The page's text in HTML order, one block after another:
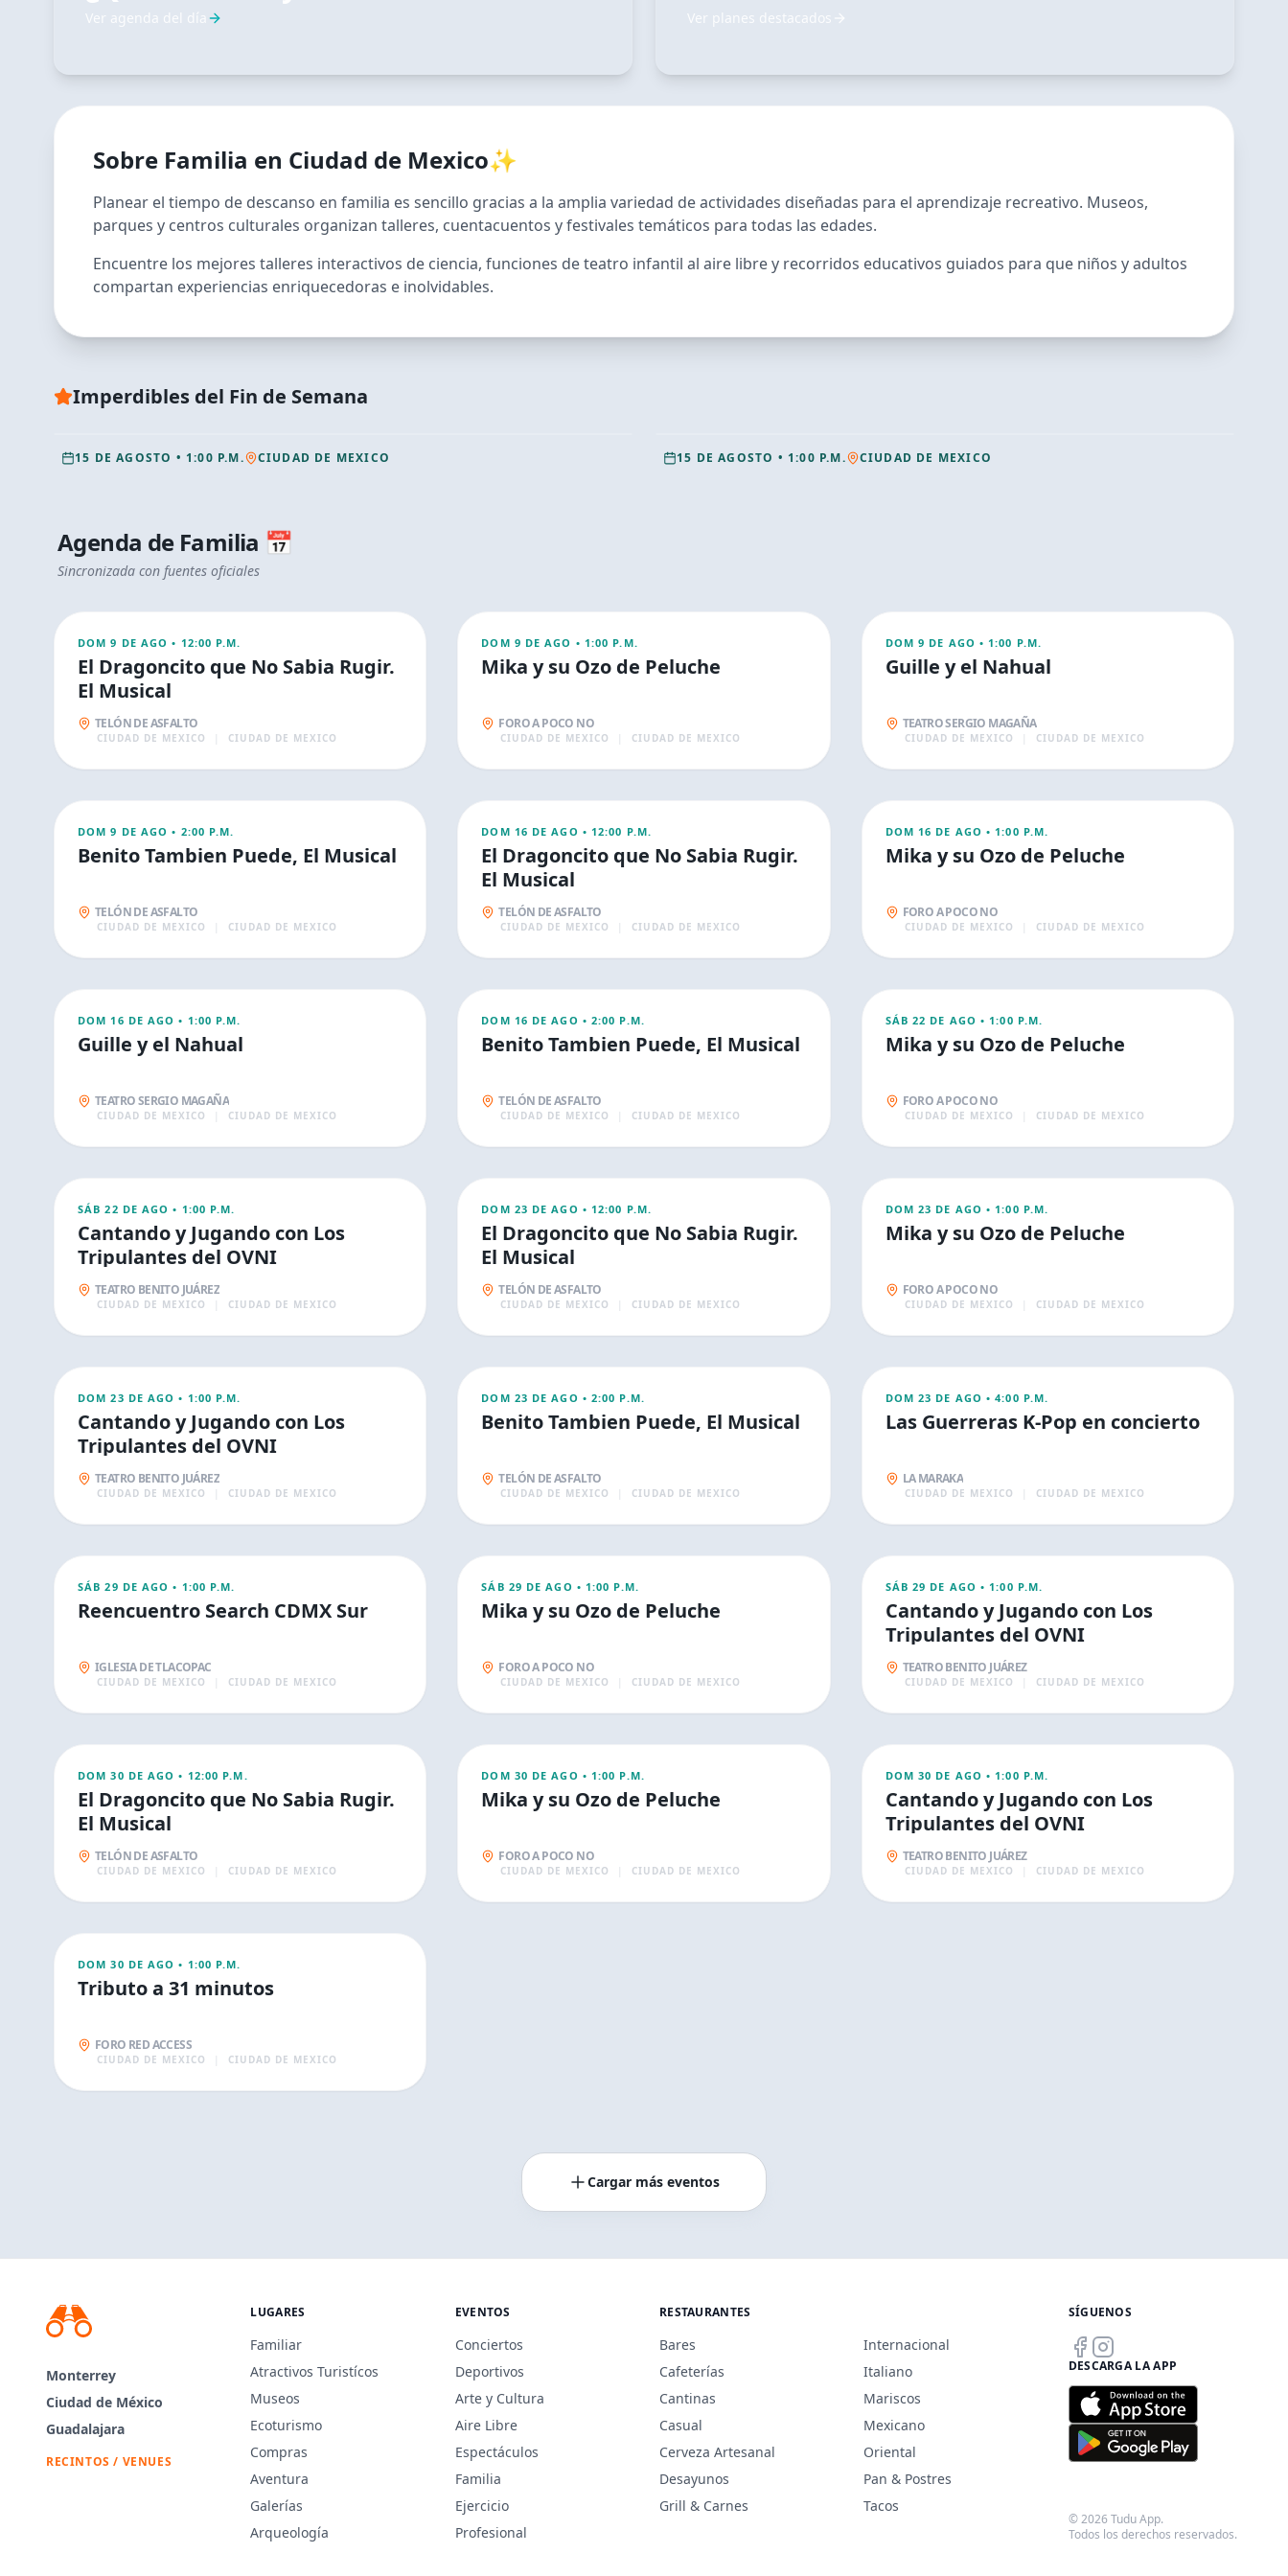
Ver agenda del día Ver planes destacados
Sobre Familia en Ciudad de Mexico✨
Planear el tiempo de descanso en familia es sencillo gracias a la amplia variedad de actividades diseñadas para el aprendizaje recreativo. Museos,
parques y centros culturales organizan talleres, cuentacuentos y festivales temáticos para todas las edades.
Encuentre los mejores talleres interactivos de ciencia, funciones de teatro infantil al aire libre y recorridos educativos guiados para que niños y adultos
compartan experiencias enriquecedoras e inolvidables.
Imperdibles del Fin de Semana
Mika y su Ozo de Peluche
15 DE AGOSTO • 1:00 P.M. CIUDAD DE MEXICO 15 DE AGOSTO • 1:00 P.M. CIUDAD DE MEXICO
Agenda de Familia 📅
Sincronizada con fuentes oficiales
FAMILIA
DOM 9 DE AGO • 12:00 P.M.
El Dragoncito que No Sabia Rugir.
El Musical
TELÓN DE ASFALTO
CIUDAD DE MEXICO CIUDAD DE MEXICO
FAMILIA
DOM 9 DE AGO • 1:00 P.M.
Mika y su Ozo de Peluche
FORO A POCO NO
CIUDAD DE MEXICO CIUDAD DE MEXICO
FAMILIA
DOM 9 DE AGO • 1:00 P.M.
Guille y el Nahual
TEATRO SERGIO MAGAÑA
CIUDAD DE MEXICO CIUDAD DE MEXICO
FAMILIA
9
DOM 9 DE AGO • 2:00 P.M.
Benito Tambien Puede, El Musical
TELÓN DE ASFALTO
CIUDAD DE MEXICO CIUDAD DE MEXICO
FAMILIA
16
DOM 16 DE AGO • 12:00 P.M.
El Dragoncito que No Sabia Rugir.
El Musical
TELÓN DE ASFALTO
CIUDAD DE MEXICO CIUDAD DE MEXICO
FAMILIA
16
DOM 16 DE AGO • 1:00 P.M.
Mika y su Ozo de Peluche
FORO A POCO NO
CIUDAD DE MEXICO CIUDAD DE MEXICO
FAMILIA
16
DOM 16 DE AGO • 1:00 P.M.
Guille y el Nahual
TEATRO SERGIO MAGAÑA
CIUDAD DE MEXICO CIUDAD DE MEXICO
FAMILIA
16
DOM 16 DE AGO • 2:00 P.M.
Benito Tambien Puede, El Musical
TELÓN DE ASFALTO
CIUDAD DE MEXICO CIUDAD DE MEXICO
FAMILIA
22
SÁB 22 DE AGO • 1:00 P.M.
Mika y su Ozo de Peluche
FORO A POCO NO
CIUDAD DE MEXICO CIUDAD DE MEXICO
FAMILIA
22
SÁB 22 DE AGO • 1:00 P.M.
Cantando y Jugando con Los
Tripulantes del OVNI
TEATRO BENITO JUÁREZ
CIUDAD DE MEXICO CIUDAD DE MEXICO
FAMILIA
23
DOM 23 DE AGO • 12:00 P.M.
El Dragoncito que No Sabia Rugir.
El Musical
TELÓN DE ASFALTO
CIUDAD DE MEXICO CIUDAD DE MEXICO
FAMILIA
23
DOM 23 DE AGO • 1:00 P.M.
Mika y su Ozo de Peluche
FORO A POCO NO
CIUDAD DE MEXICO CIUDAD DE MEXICO
FAMILIA
23
DOM 23 DE AGO • 1:00 P.M.
Cantando y Jugando con Los
Tripulantes del OVNI
TEATRO BENITO JUÁREZ
CIUDAD DE MEXICO CIUDAD DE MEXICO
FAMILIA
23
DOM 23 DE AGO • 2:00 P.M.
Benito Tambien Puede, El Musical
TELÓN DE ASFALTO
CIUDAD DE MEXICO CIUDAD DE MEXICO
FAMILIA
23
DOM 23 DE AGO •4:00 P.M.
Las Guerreras K-Pop en concierto
LA MARAKA
CIUDAD DE MEXICO CIUDAD DE MEXICO
FAMILIA
29
SÁB 29 DE AGO • 1:00 P.M.
Reencuentro Search CDMX Sur
IGLESIA DE TLACOPAC
CIUDAD DE MEXICO CIUDAD DE MEXICO
FAMILIA
29
SÁB 29 DE AGO • 1:00 P.M.
Mika y su Ozo de Peluche
FORO A POCO NO
CIUDAD DE MEXICO CIUDAD DE MEXICO
FAMILIA
29
SÁB 29 DE AGO • 1:00 P.M.
Cantando y Jugando con Los
Tripulantes del OVNI
TEATRO BENITO JUÁREZ
CIUDAD DE MEXICO CIUDAD DE MEXICO
FAMILIA
30
DOM 30 DE AGO • 12:00 P.M.
El Dragoncito que No Sabia Rugir.
El Musical
TELÓN DE ASFALTO
CIUDAD DE MEXICO CIUDAD DE MEXICO
FAMILIA
30
DOM 30 DE AGO • 1:00 P.M.
Mika y su Ozo de Peluche
FORO A POCO NO
CIUDAD DE MEXICO CIUDAD DE MEXICO
FAMILIA
30
DOM 30 DE AGO • 1:00 P.M.
Cantando y Jugando con Los
Tripulantes del OVNI
TEATRO BENITO JUÁREZ
CIUDAD DE MEXICO CIUDAD DE MEXICO
FAMILIA
30
DOM 30 DE AGO • 1:00 P.M.
Tributo a 31 minutos
FORO RED ACCESS
CIUDAD DE MEXICO CIUDAD DE MEXICO
Cargar más eventos
Monterrey
Ciudad de México
Guadalajara
RECINTOS / VENUES
LUGARES
Familiar
Atractivos Turistícos
Museos
Ecoturismo
Compras
Aventura
Galerías
Arqueología
EVENTOS
Conciertos
Deportivos
Arte y Cultura
Aire Libre
Espectáculos
Familia
Ejercicio
Profesional
RESTAURANTES
Bares
Cafeterías
Cantinas
Casual
Cerveza Artesanal
Desayunos
Grill & Carnes
Internacional
Italiano
Mariscos
Mexicano
Oriental
Pan & Postres
Tacos
SÍGUENOS
DESCARGA LA APP
© 2026 Tudu App.
Todos los derechos reservados.